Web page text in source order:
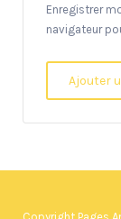
Enregistrer
navigateur